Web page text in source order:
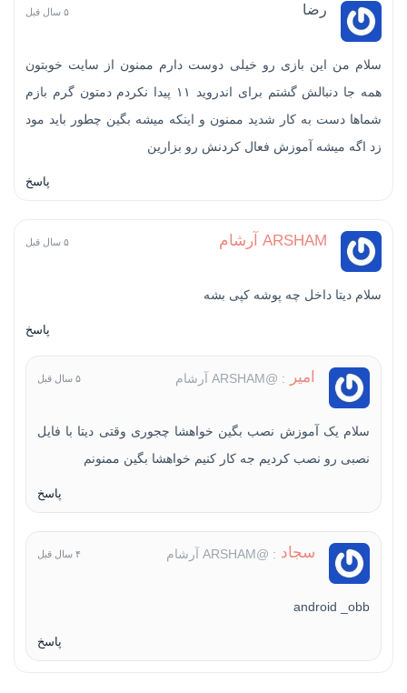
رضا ۵ سال قبل
سلام من این بازی رو خیلی دوست دارم ممنون از سایت خوبتون
همه جا دنبالش گشتم برای اندروید ۱۱ پیدا نکردم دمتون گرم بازم
شماها دست به کار شدید ممنون و اینکه میشه بگین چطور باید مود
زد اگه میشه آموزش فعال کردنش رو بزارین
پاسخ
ARSHAM آرشام ۵ سال قبل
سلام دیتا داخل چه پوشه کپی بشه
پاسخ
ا‌میر : @ARSHAM آرشام ۵ سال قبل
سلام یک آموزش نصب بگین خواهشا چجوری وقتی دیتا با فایل
نصبی رو نصب کردیم جه کار کنیم خواهشا بگین ممنونم
پاسخ
سجاد : @ARSHAM آرشام ۴ سال قبل
android _obb
پاسخ